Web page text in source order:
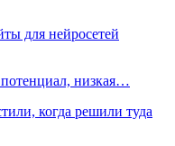
для нейросетей
низкая…
когда решили туда